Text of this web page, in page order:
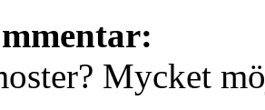
Mycket